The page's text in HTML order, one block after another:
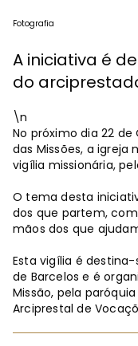
Fotografia
A iniciativa é
do
\n
No próximo dia 22
das Missões, a igreja
vigília missionária,
O tema desta
dos que partem,
mãos dos que
Esta vigília é
de Barcelos e é
Missão, pela
Arciprestal de